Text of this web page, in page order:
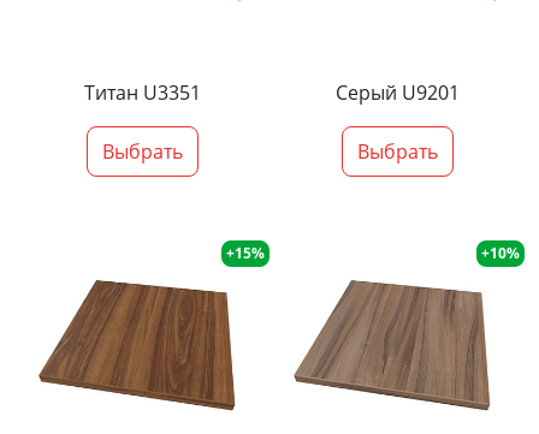
Титан U3351
Выбрать
Серый U9201
Выбрать
+15% +10%